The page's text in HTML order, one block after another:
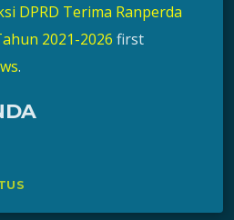
DPRD Terima Ranperda
2021-2026 first
.